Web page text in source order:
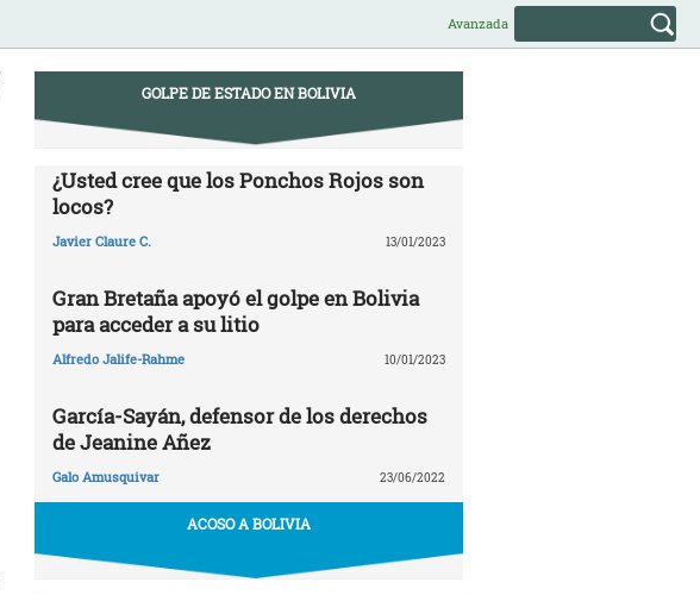
Avanzada
GOLPE DE ESTADO EN BOLIVIA
¿Usted cree que los Ponchos Rojos son
locos?
Javier Claure C. 13/01/2023
Gran Bretaña apoyó el golpe en Bolivia
para acceder a su litio
Alfredo Jalife-Rahme 10/01/2023
García-Sayán, defensor de los derechos
de Jeanine Añez
Galo Amusquivar 23/06/2022
ACOSO A BOLIVIA